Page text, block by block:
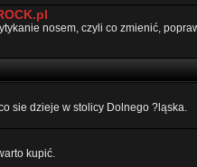
nosem, czyli co zmienić,
sie dzieje w stolicy Dolnego ?ląska.
kupić.